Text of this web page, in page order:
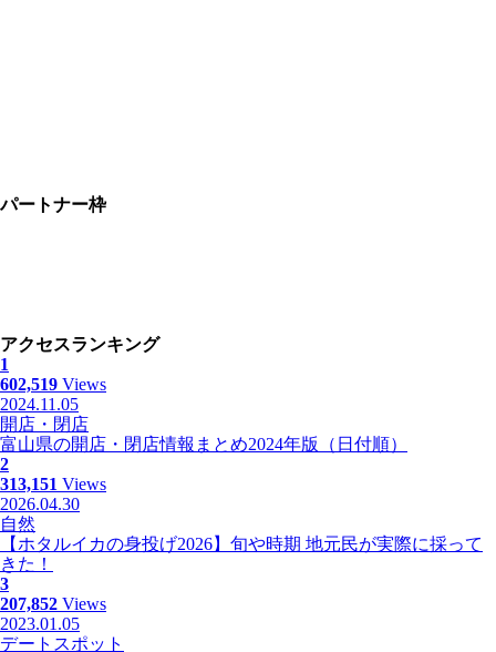
パートナー枠
アクセスランキング
1
602,519 Views
2024.11.05
開店・閉店
富山県の開店・閉店情報まとめ2024年版（日付順）
2
313,151 Views
2026.04.30
自然
【ホタルイカの身投げ2026】旬や時期 地元民が実際に採って
きた！
3
207,852 Views
2023.01.05
デートスポット